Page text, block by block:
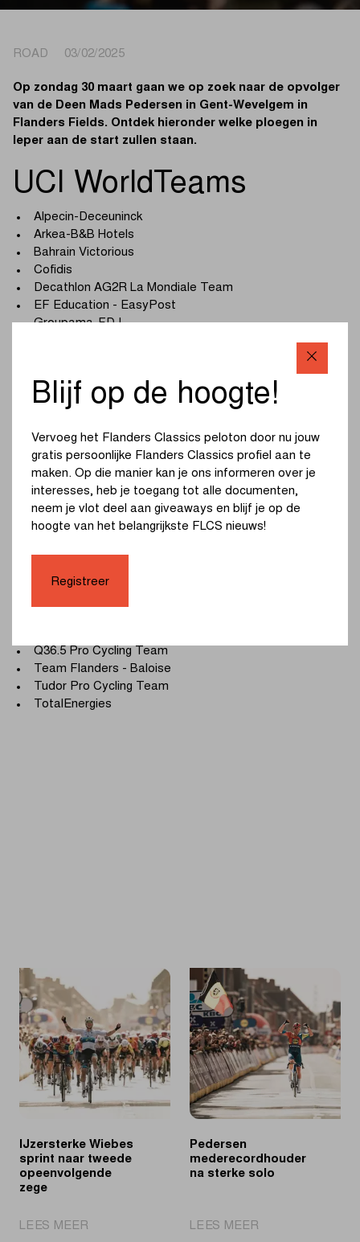
ROAD 03/02/2025
Op zondag 30 maart gaan we op zoek naar de opvolger
van de Deen Mads Pedersen in Gent-Wevelgem in
Flanders Fields. Ontdek hieronder welke ploegen in
Ieper aan de start zullen staan.
UCI WorldTeams
Alpecin-Deceuninck
Arkea-B&B Hotels
Bahrain Victorious
Cofidis
Decathlon AG2R La Mondiale Team
EF Education - EasyPost
Groupama-FDJ
Movistar Team
Red Bull - BORA - hansgrohe
Soudal Quick-Step
Team Jayco AlUla
Team Picnic PostNL
Team Visma | Lease a Bike
UAE Team Emirates
XDS Astana Team
Q36.5 Pro Cycling Team
Team Flanders - Baloise
Tudor Pro Cycling Team
TotalEnergies
IJzersterke Wiebes
sprint naar tweede
opeenvolgende
zege
LEES MEER
Pedersen
mederecordhouder
na sterke solo
LEES MEER
Blijf op de hoogte!
Vervoeg het Flanders Classics peloton door nu jouw
gratis persoonlijke Flanders Classics profiel aan te
maken. Op die manier kan je ons informeren over je
interesses, heb je toegang tot alle documenten,
neem je vlot deel aan giveaways en blijf je op de
hoogte van het belangrijkste FLCS nieuws!
Registreer